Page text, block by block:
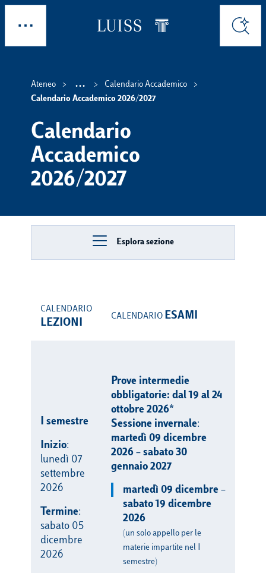
Skip to main content
Cerca
Ateneo ...
Show intermediate
Calendario Accademico
Calendario Accademico 2026/2027
Calendario
Accademico
2026/2027
Esplora sezione
CALENDARIO
LEZIONI
CALENDARIO ESAMI
I semestre
Inizio:
lunedì 07
settembre
2026
Termine:
sabato 05
dicembre
2026
Prove intermedie
obbligatorie: dal 19 al 24
ottobre 2026*
Sessione invernale:
martedì 09 dicembre
2026 – sabato 30
gennaio 2027
martedì 09 dicembre –
sabato 19 dicembre
2026
(un solo appello per le
materie impartite nel I
semestre)